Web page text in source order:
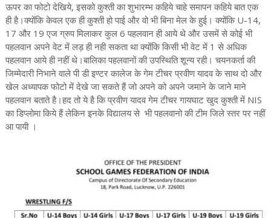
ऊपर का फोटो देखिये, इसको कुश्ती का शुभारम्भ कहिये चाहे समापन कहिये बात एक
ही है।क्योंकि केवल एक ही कुश्ती हो पाई और वो भी बिना मेल के हुई। क्योंकि U-14,
17 और 19 एज ग्रुप मिलाकर कुल 6 पहलवान ही आये थे और उसमें से कोई भी
पहलवान अपने वेट में लड़ ही नही सकता था क्योंकि किसी भी वेट में 1 से अधिक
पहलवान आये ही नहीं थे।बालिका पहलवानों की उपस्थिति शून्य रही। चयनकर्ता की
जिम्मेदारी निभाने वाले पी डी इण्टर कालेज के गेम टीचर प्रवीण यादव के साथ दो और
खेल अध्यापक फोटो में देखे जा सकते हैं जो अपने को अपने जमाने के जाने माने
पहलवान बताते है।हद तो ये है कि प्रवीण यादव गेम टीचर गायघाट खुद कुश्ती में NIS
का डिप्लोमा किये हैं लेकिन इनके विद्यालय से भी पहलवानो की टीम जिले स्तर पर नहीं
आ पायी ।